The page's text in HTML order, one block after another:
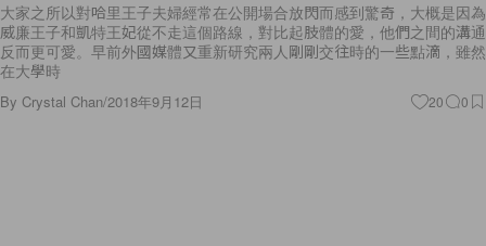
大家之所以對哈里王子夫婦經常在公開場合放閃而感到驚奇，大概是因為
威廉王子和凱特王妃從不走這個路線，對比起肢體的愛，他們之間的溝通
反而更可愛。早前外國媒體又重新研究兩人剛剛交往時的一些點滴，雖然
在大學時
By Crystal Chan/2018年9月12日 20 0